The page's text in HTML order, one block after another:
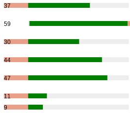
37
59
30
44
47
11
9